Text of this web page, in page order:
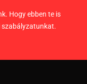
Hogy ebben te is
szabályzatunkat.